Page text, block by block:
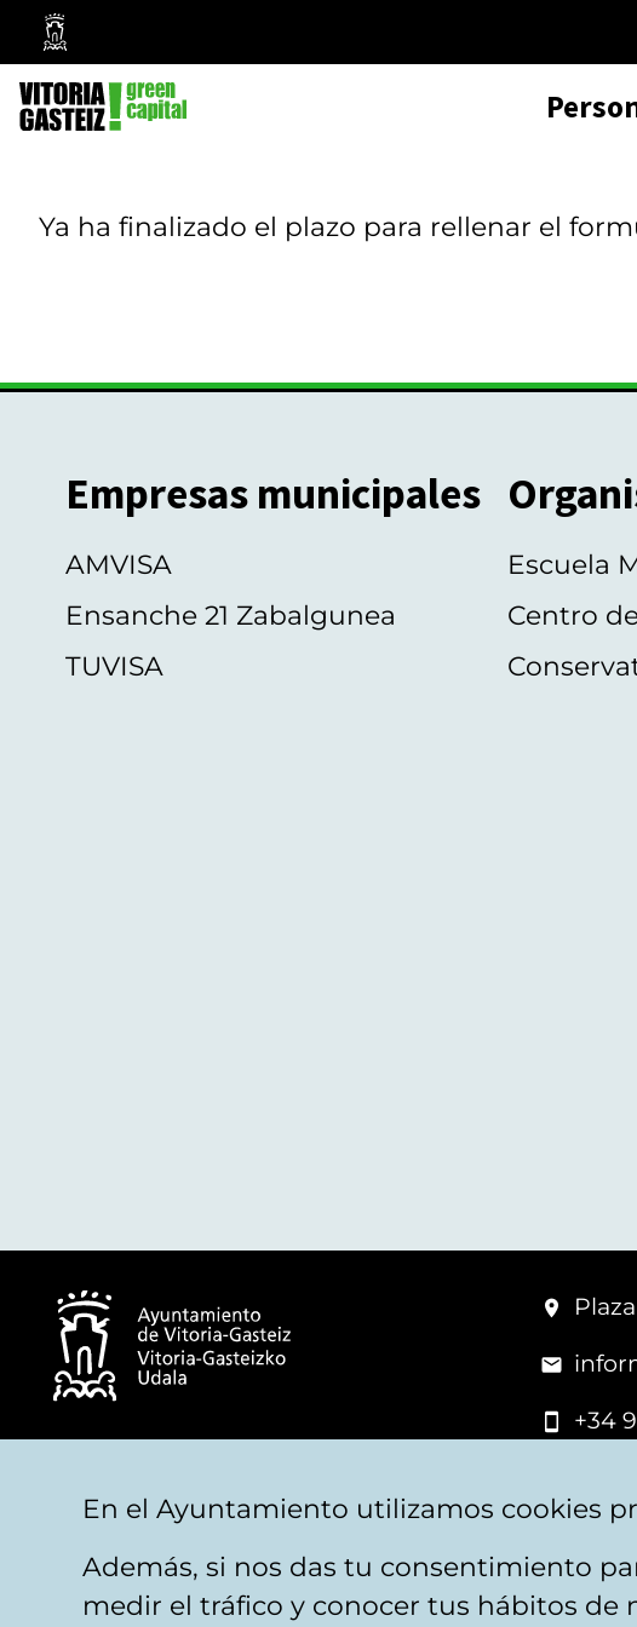
Ayuntamiento
Vitoria-
Gasteiz
Ya ha finalizado el plazo para rellenar el
Empresas municipales
AMVISA
Ensanche 21 Zabalgunea
TUVISA
Escuela
Centro
+34
Aviso legal Privacidad Politica de cookies Mapa web
En el Ayuntamiento utilizamos cookies
Además, si nos das tu consentimiento
medir el tráfico y conocer tus hábitos de